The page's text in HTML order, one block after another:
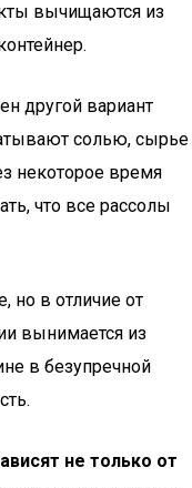
вычищаются из
другой вариант
солью, сырье
некоторое время
что все рассолы
но в отличие от
вынимается из
в безупречной
не только от